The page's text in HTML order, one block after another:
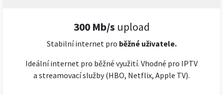
300 Mb/s upload
Stabilní internet pro běžné uživatele.
Ideální internet pro běžné využití. Vhodné pro IPTV
a streamovací služby (HBO, Netflix, Apple TV).